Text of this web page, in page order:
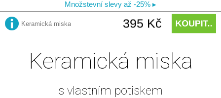
Keramická miska
s vlastním potiskem